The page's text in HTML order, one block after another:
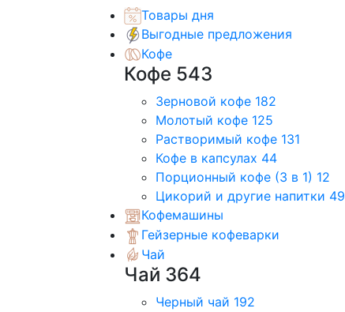
Товары дня
Выгодные предложения
Кофе
Кофе 543
Зерновой кофе 182
Молотый кофе 125
Растворимый кофе 131
Кофе в капсулах 44
Порционный кофе (3 в 1) 12
Цикорий и другие напитки 49
Кофемашины
Гейзерные кофеварки
Чай
Чай 364
Черный чай 192